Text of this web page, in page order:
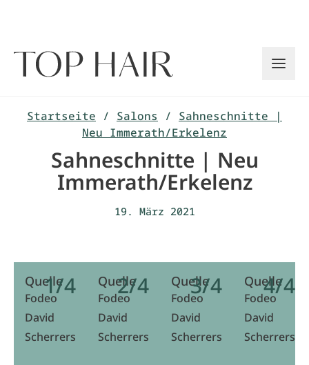
Startseite / Salons / Sahneschnitte |
Neu Immerath/Erkelenz
Sahneschnitte | Neu
Immerath/Erkelenz
19. März 2021
1/4
Quelle
Fodeo
David
Scherrers
2/4
Quelle
Fodeo
David
Scherrers
3/4
Quelle
Fodeo
David
Scherrers
4/4
Quelle
Fodeo
David
Scherrers